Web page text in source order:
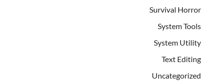
Survival Horror
System Tools
System Utility
Text Editing
Uncategorized